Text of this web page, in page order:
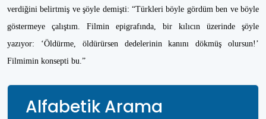
verdiğini belirtmiş ve şöyle demişti: “Türkleri böyle gördüm ben ve böyle
göstermeye çalıştım. Filmin epigrafında, bir kılıcın üzerinde şöyle
yazıyor: ‘Öldürme, öldürürsen dedelerinin kanını dökmüş olursun!’
Filmimin konsepti bu.”
Alfabetik Arama